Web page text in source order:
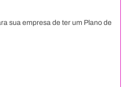
sua empresa de ter um Plano de